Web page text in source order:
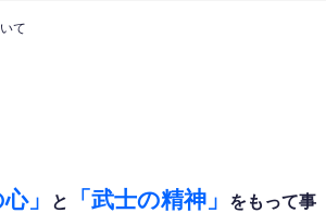
て
」 と 「武士の精神」 をもって事